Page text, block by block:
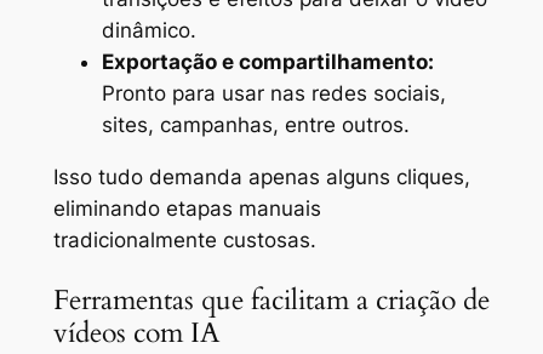
dinâmico.
Exportação e compartilhamento:
Pronto para usar nas redes sociais,
sites, campanhas, entre outros.
Isso tudo demanda apenas alguns cliques,
eliminando etapas manuais
tradicionalmente custosas.
Ferramentas que facilitam a criação de
vídeos com IA